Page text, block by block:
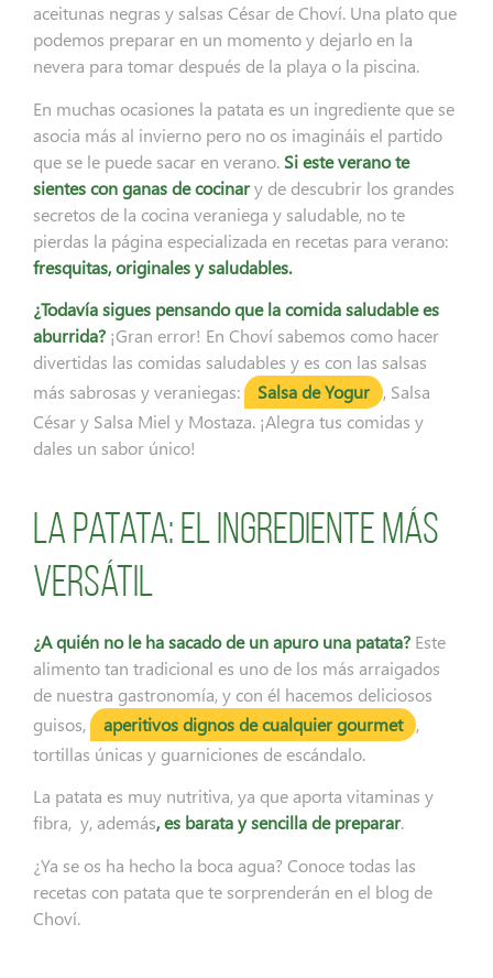
aceitunas negras y salsas César de Choví. Una plato que
podemos preparar en un momento y dejarlo en la
nevera para tomar después de la playa o la piscina.
En muchas ocasiones la patata es un ingrediente que se
asocia más al invierno pero no os imagináis el partido
que se le puede sacar en verano. Si este verano te
sientes con ganas de cocinary de descubrir los grandes
secretos de la cocina veraniega y saludable, no te
pierdas la página especializada en recetas para verano:
fresquitas, originales y saludables.
¿Todavía sigues pensando que la comida saludable es
aburrida? ¡Gran error! En Choví sabemos como hacer
divertidas las comidas saludables y es con las salsas
más sabrosas y veraniegas:
Salsa de Yogur
, Salsa
César y Salsa Miel y Mostaza. ¡Alegra tus comidas y
dales un sabor único!
La patata: el ingrediente más
versátil
¿A quién no le ha sacado de un apuro una patata? Este
alimento tan tradicional es uno de los más arraigados
de nuestra gastronomía, y con él hacemos deliciosos
guisos,
aperitivos dignos de cualquier gourmet
,
tortillas únicas y guarniciones de escándalo.
La patata es muy nutritiva, ya que aporta vitaminas y
fibra, y, además, es barata y sencilla de preparar.
¿Ya se os ha hecho la boca agua? Conoce todas las
recetas con patata que te sorprenderán en el blog de
Choví.